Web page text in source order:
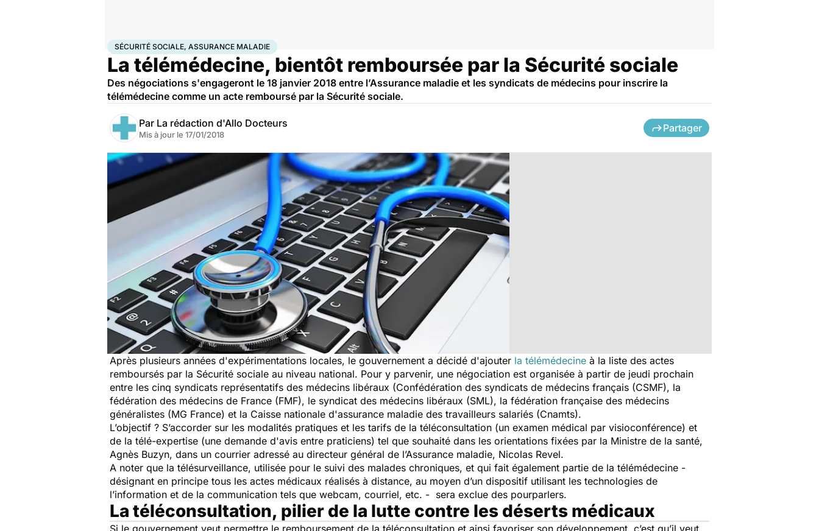
AccueilSanté Sécurité sociale, assurance maladie
SÉCURITÉ SOCIALE, ASSURANCE MALADIE
La télémédecine, bientôt remboursée par la Sécurité sociale
Des négociations s'engageront le 18 janvier 2018 entre l’Assurance maladie et les syndicats de médecins pour inscrire la
télémédecine comme un acte remboursé par la Sécurité sociale.
Par La rédaction d'Allo Docteurs
Mis à jour le 17/01/2018
Partager
Après plusieurs années d'expérimentations locales, le gouvernement a décidé d'ajouter la télémédecine à la liste des actes
remboursés par la Sécurité sociale au niveau national. Pour y parvenir, une négociation est organisée à partir de jeudi prochain
entre les cinq syndicats représentatifs des médecins libéraux (Confédération des syndicats de médecins français (CSMF), la
fédération des médecins de France (FMF), le syndicat des médecins libéraux (SML), la fédération française des médecins
généralistes (MG France) et la Caisse nationale d'assurance maladie des travailleurs salariés (Cnamts).
L’objectif ? S’accorder sur les modalités pratiques et les tarifs de la téléconsultation (un examen médical par visioconférence) et
de la télé-expertise (une demande d'avis entre praticiens) tel que souhaité dans les orientations fixées par la Ministre de la santé,
Agnès Buzyn, dans un courrier adressé au directeur général de l’Assurance maladie, Nicolas Revel.
A noter que la télésurveillance, utilisée pour le suivi des malades chroniques, et qui fait également partie de la télémédecine -
désignant en principe tous les actes médicaux réalisés à distance, au moyen d’un dispositif utilisant les technologies de
l’information et de la communication tels que webcam, courriel, etc. - sera exclue des pourparlers.
La téléconsultation, pilier de la lutte contre les déserts médicaux
Si le gouvernement veut permettre le remboursement de la téléconsultation et ainsi favoriser son développement, c’est qu’il veut